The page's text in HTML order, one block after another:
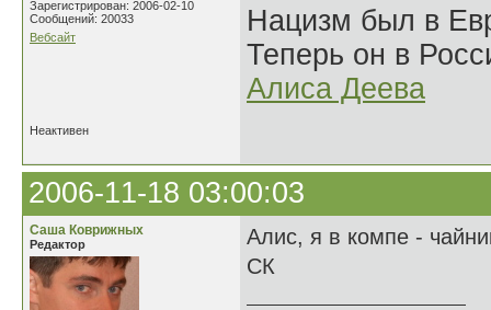
Зарегистрирован: 2006-02-10
Сообщений: 20033
Вебсайт
Нацизм был в
Теперь он в
Алиса Деева
Неактивен
2006-11-18 03:00:03
Саша Коврижных
Редактор
Алис, я в компе -
СК